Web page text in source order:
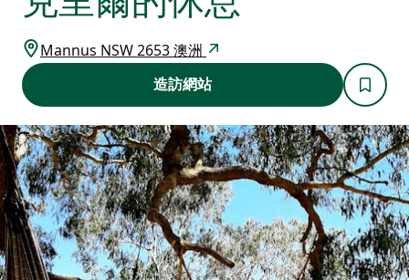
Mannus NSW 2653 澳洲
造訪網站